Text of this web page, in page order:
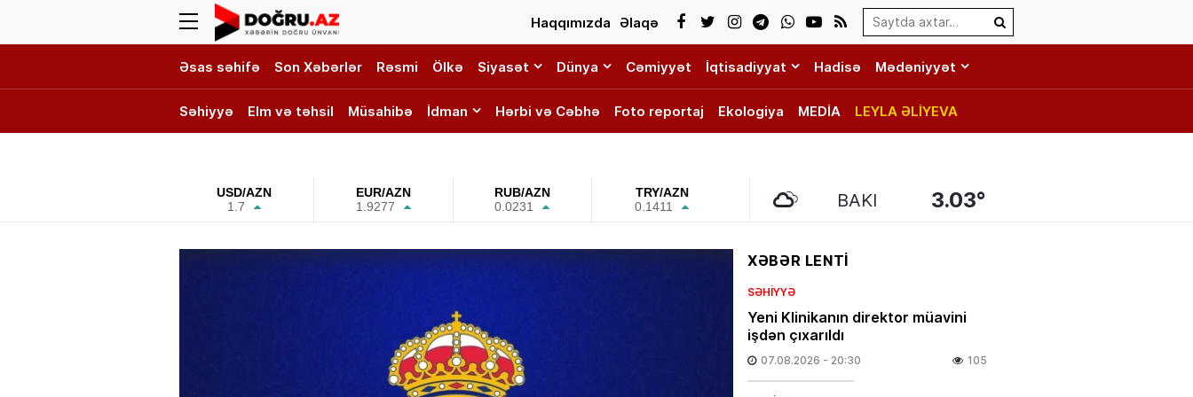
Search…
Haqqımızda Əlaqə
Əsas səhifə Son Xəbərlər Rəsmi Ölkə Siyasət Dünya Cəmiyyət İqtisadiyyat Hadisə Mədəniyyət
Səhiyyə Elm və təhsil Müsahibə İdman Hərbi və Cəbhə Foto reportaj Ekologiya MEDİA LEYLA ƏLİYEVA
USD/AZN
1.7
EUR/AZN
1.9277
RUB/AZN
0.0231
TRY/AZN
0.1411
BAKI 3.03°
XƏBƏR LENTİ
SƏHIYYƏ
Yeni Klinikanın direktor müavini
işdən çıxarıldı
07.08.2026 - 20:30 105